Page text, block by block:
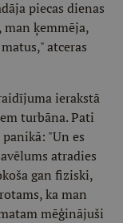
piecas dienas
man ķemmēja,
atceras
ierakstā
turbāna. Pati
"Un es
atradies
gan fiziski,
ka man
mēģinājuši